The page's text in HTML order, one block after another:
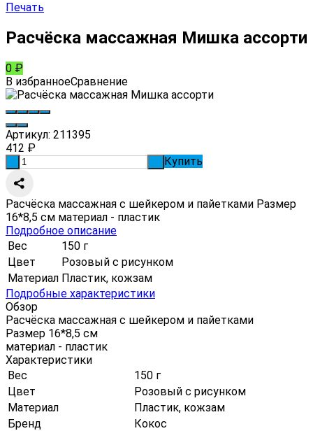
Печать
Расчёска массажная Мишка ассорти
0 ₽
В избранноеСравнение
Артикул: 211395
412 ₽
Купить
Расчёска массажная с шейкером и пайетками Размер
16*8,5 см материал - пластик
Подробное описание
Вес
150 г
Цвет
Розовый с рисунком
Материал Пластик, кожзам
Подробные характеристики
Обзор
Расчёска массажная с шейкером и пайетками
Размер 16*8,5 см
материал - пластик
Характеристики
Вес
150 г
Цвет
Розовый с рисунком
Материал
Пластик, кожзам
Бренд
Кокос